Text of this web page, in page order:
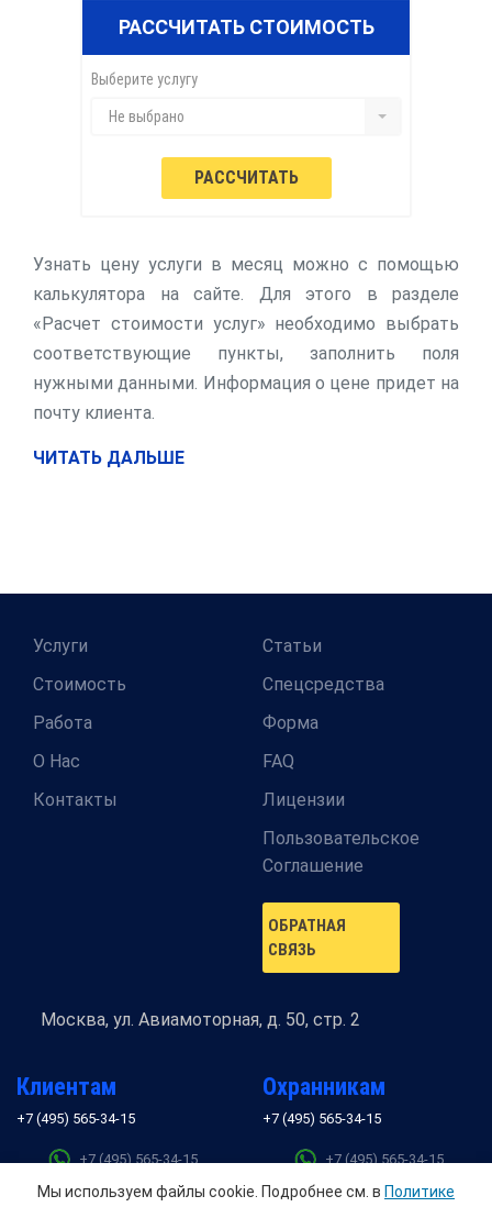
РАССЧИТАТЬ СТОИМОСТЬ
Выберите услугу
Не выбрано
Узнать цену услуги в месяц можно с помощью
калькулятора на сайте. Для этого в разделе
«Расчет стоимости услуг» необходимо выбрать
соответствующие пункты, заполнить поля
нужными данными. Информация о цене придет на
почту клиента.
ЧИТАТЬ ДАЛЬШЕ
Услуги
Стоимость
Работа
О Нас
Контакты
Статьи
Спецсредства
Форма
FAQ
Лицензии
Пользовательское
Соглашение
ОБРАТНАЯ
СВЯЗЬ
Москва, ул. Авиамоторная, д. 50, стр. 2
Клиентам
+7 (495) 565-34-15
+7 (495) 565-34-15
+7 (495) 565-34-15
Охранникам
+7 (495) 565-34-15
+7 (495) 565-34-15
+7 (495) 565-34-15
Мы используем файлы cookie. Подробнее см. в Политике